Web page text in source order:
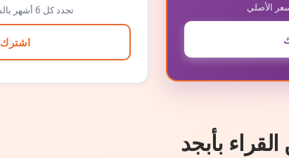
الأصلي تجدد كل 6 أشهر بالسعر الأصلي
اشترك
بأبجد